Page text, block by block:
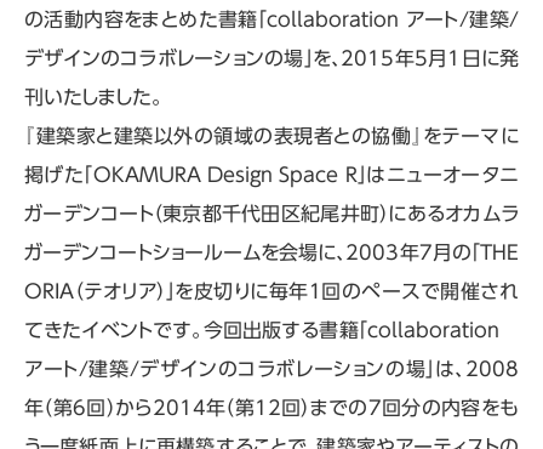
の活動内容をまとめた書籍「collaboration アート/建築/
デザインのコラボレーションの場」を、2015年5月1日に発
刊いたしました。
『建築家と建築以外の領域の表現者との協働』をテーマに
掲げた「OKAMURA Design Space R」はニューオータニ
ガーデンコート（東京都千代田区紀尾井町）にあるオカムラ
ガーデンコートショールームを会場に、2003年7月の「THE
ORIA（テオリア）」を皮切りに毎年１回のペースで開催され
てきたイベントです。今回出版する書籍「collaboration
アート/建築/デザインのコラボレーションの場」は、2008
年（第6回）から2014年（第12回）までの7回分の内容をも